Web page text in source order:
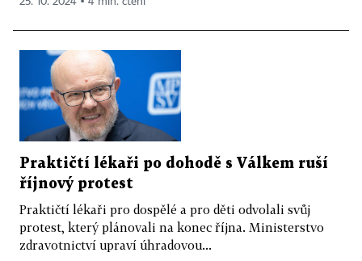
Praktičtí lékaři po dohodě s Válkem ruší
říjnový protest
Praktičtí lékaři pro dospělé a pro děti odvolali svůj
protest, který plánovali na konec října. Ministerstvo
zdravotnictví upraví úhradovou...